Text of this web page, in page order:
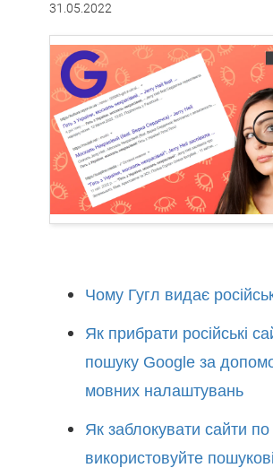
31.05.2022
Чому Гугл видає
Як прибрати російські
пошуку Google за
мовних налаштувань
Як заблокувати сайти
використовуйте пошукові